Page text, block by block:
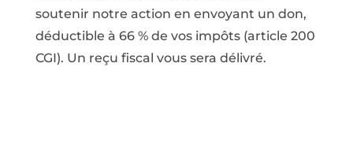
soutenir notre action en envoyant un don,
déductible à 66 % de vos impôts (article 200
CGI). Un reçu fiscal vous sera délivré.